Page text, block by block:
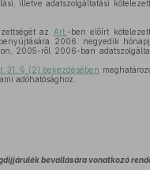
illetve adatszolgáltatási
az Art. -ben előírt
2006. negyedik
2005-ről 2006-ban
31. § (2) bekezdésében
adóhatósághoz.
bevallására vonatkozó